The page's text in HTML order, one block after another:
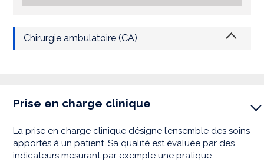
Chirurgie ambulatoire (CA)
Prise en charge clinique
La prise en charge clinique désigne l’ensemble des soins
apportés à un patient. Sa qualité est évaluée par des
indicateurs mesurant par exemple une pratique